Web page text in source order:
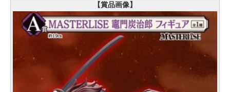
【賞品画像】